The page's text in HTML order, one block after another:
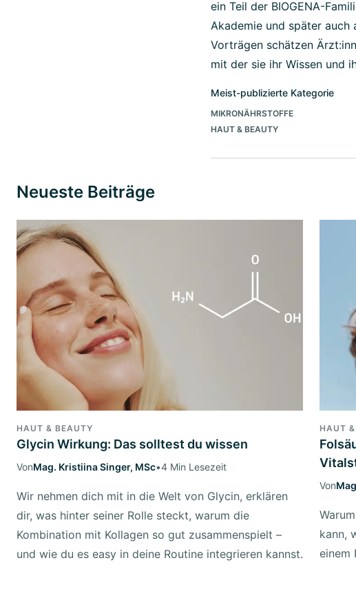
ein Teil der BIOGENA-
Akademie und später auch
Vorträgen schätzen
mit der sie ihr Wissen und
Meist-publizierte Kategorie
MIKRONÄHRSTOFFE
HAUT & BEAUTY
Neueste Beiträge
HAUT & BEAUTY
Glycin Wirkung: Das solltest du wissen
VonMag. Kristiina Singer, MSc•4 Min Lesezeit
Wir nehmen dich mit in die Welt von Glycin, erklären
dir, was hinter seiner Rolle steckt, warum die
Kombination mit Kollagen so gut zusammenspielt –
und wie du es easy in deine Routine integrieren kannst.
HAUT
Von
kann,
einem